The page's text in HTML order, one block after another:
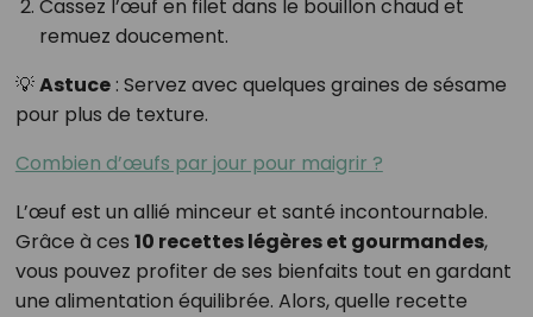
Cassez l’œuf en filet dans le bouillon chaud et
remuez doucement.
💡Astuce: Servez avec quelques graines de sésame
pour plus de texture.
Combien d’œufs par jour pour maigrir ?
L’œuf est un allié minceur et santé incontournable.
Grâce à ces 10 recettes légères et gourmandes,
vous pouvez profiter de ses bienfaits tout en gardant
une alimentation équilibrée. Alors, quelle recette